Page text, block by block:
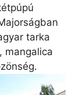
tarka
mangalica